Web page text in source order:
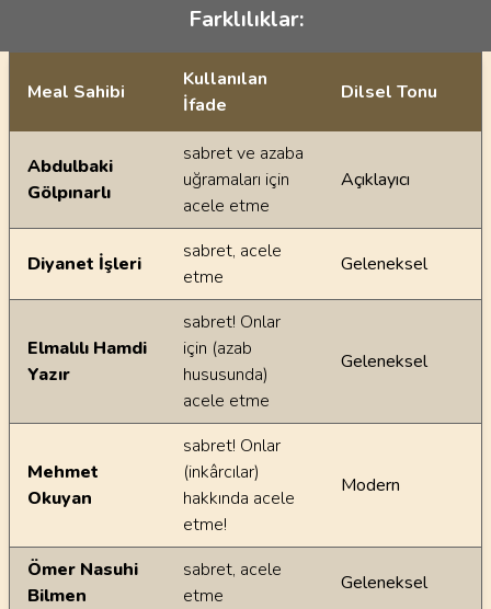
Farklılıklar:
Ayetin meallerindeki dilsel farklılıklar
Meal Sahibi
Kullanılan
İfade
Dilsel Tonu
Abdulbaki
Gölpınarlı
sabret ve azaba
uğramaları için
acele etme
Açıklayıcı
Diyanet İşleri
sabret, acele
etme
Geleneksel
Elmalılı Hamdi
Yazır
sabret! Onlar
için (azab
hususunda)
acele etme
Geleneksel
Mehmet
Okuyan
sabret! Onlar
(inkârcılar)
hakkında acele
etme!
Modern
Ömer Nasuhi
Bilmen
sabret, acele
etme
Geleneksel